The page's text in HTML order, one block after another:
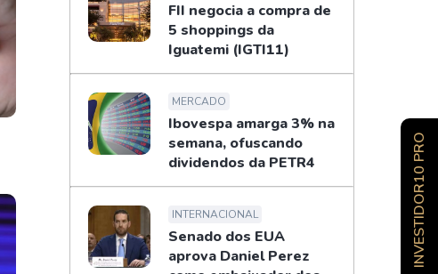
FII negocia a compra de
5 shoppings da
Iguatemi (IGTI11)
MERCADO
Ibovespa amarga 3% na
semana, ofuscando
dividendos da PETR4
INTERNACIONAL
Senado dos EUA
aprova Daniel Perez
INVESTIDOR10 PRO